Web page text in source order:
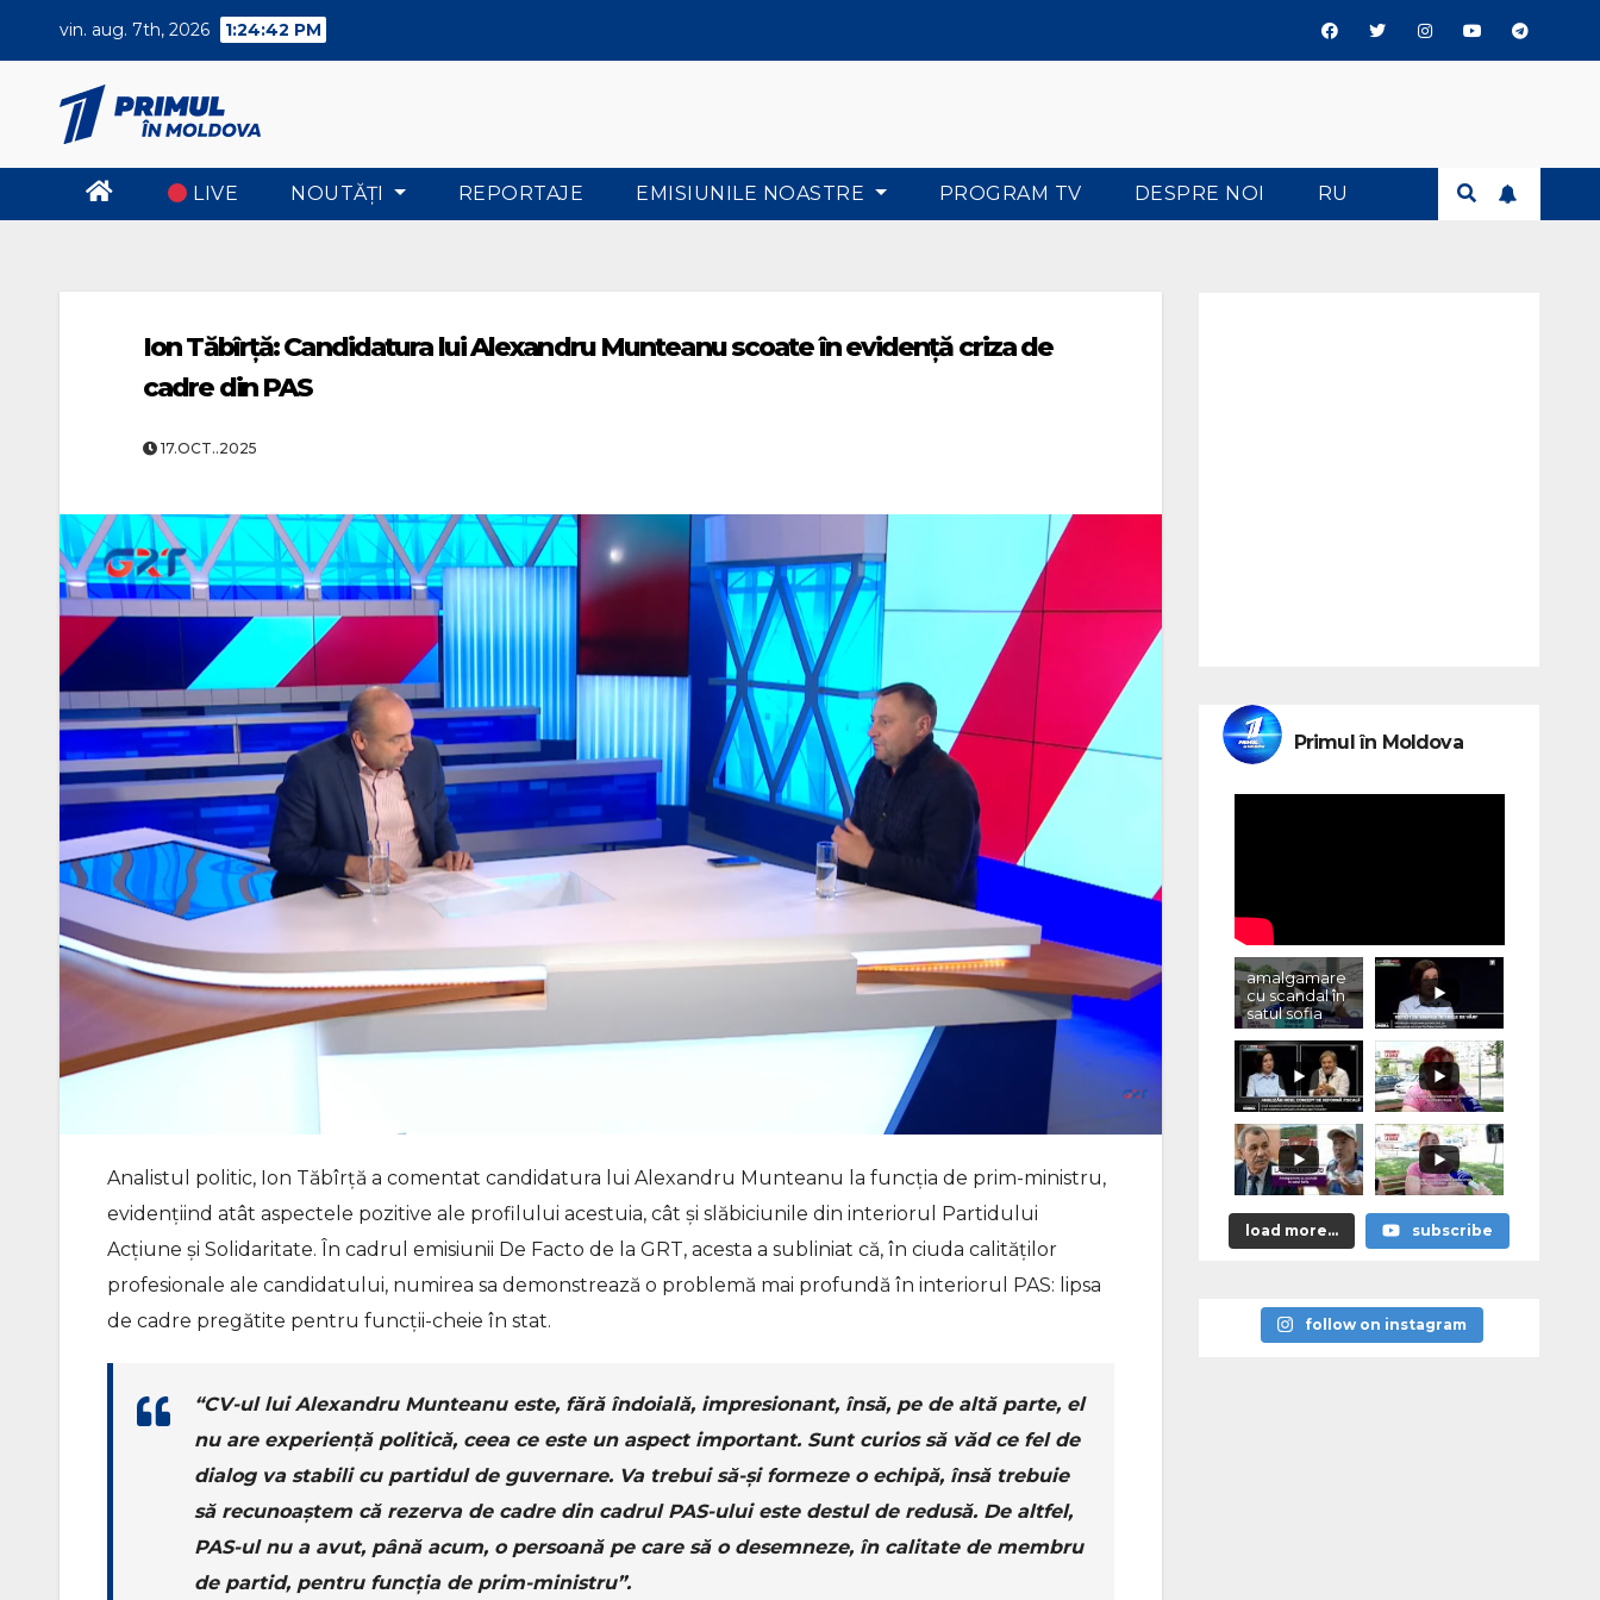
vin. aug. 7th, 2026 1:24:42 PM
LIVE NOUTĂŢI REPORTAJE EMISIUNILE NOASTRE PROGRAM TV DESPRE NOI RU
Ion Tăbîrță: Candidatura lui Alexandru Munteanu scoate în evidență criza de
cadre din PAS
17.OCT..2025
Analistul politic, Ion Tăbîrță a comentat candidatura lui Alexandru Munteanu la funcția de prim-ministru,
evidențiind atât aspectele pozitive ale profilului acestuia, cât și slăbiciunile din interiorul Partidului
Acțiune și Solidaritate. În cadrul emisiunii De Facto de la GRT, acesta a subliniat că, în ciuda calităților
profesionale ale candidatului, numirea sa demonstrează o problemă mai profundă în interiorul PAS: lipsa
de cadre pregătite pentru funcții-cheie în stat.
“CV-ul lui Alexandru Munteanu este, fără îndoială, impresionant, însă, pe de altă parte, el
nu are experiență politică, ceea ce este un aspect important. Sunt curios să văd ce fel de
dialog va stabili cu partidul de guvernare. Va trebui să-și formeze o echipă, însă trebuie
să recunoaștem că rezerva de cadre din cadrul PAS-ului este destul de redusă. De altfel,
PAS-ul nu a avut, până acum, o persoană pe care să o desemneze, în calitate de membru
de partid, pentru funcția de prim-ministru”.
Primul în Moldova
amalgamare
cu scandal în
satul sofia
load more... subscribe
follow on instagram